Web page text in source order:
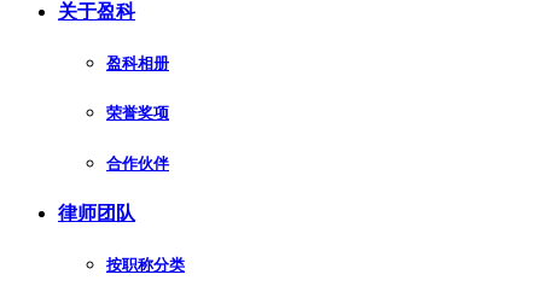
关于盈科
盈科相册
荣誉奖项
合作伙伴
律师团队
按职称分类